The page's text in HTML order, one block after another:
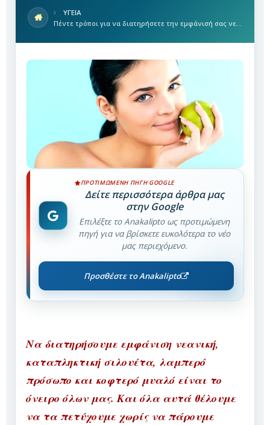
ΥΓΕΙΑ
Πέντε τρόποι για να διατηρήσετε την εμφάνισή σας νεανική!
ΠΡΟΤΙΜΏΜΕΝΗ ΠΗΓΉ GOOGLE
Δείτε περισσότερα άρθρα μας
στην Google
Επιλέξτε το Anakalipto ως προτιμώμενη
πηγή για να βρίσκετε ευκολότερα το νέο
μας περιεχόμενο.
Προσθέστε το Anakalipto
Να διατηρήσουμε εμφάνιση νεανική,
καταπληκτική σιλουέτα, λαμπερό
πρόσωπο και κοφτερό μυαλό είναι το
όνειρο όλων μας. Και όλα αυτά θέλουμε
να τα πετύχουμε χωρίς να πάρουμε